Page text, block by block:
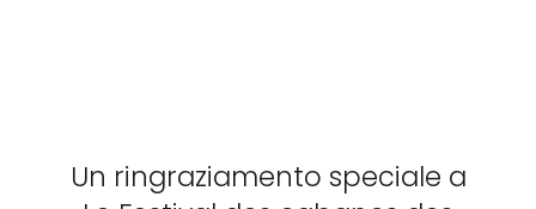
Un ringraziamento speciale a